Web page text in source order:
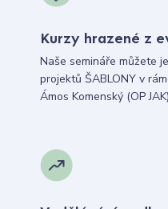
Kurzy hrazené z
Naše semináře můžete
projektů ŠABLONY v
Ámos Komenský (OP